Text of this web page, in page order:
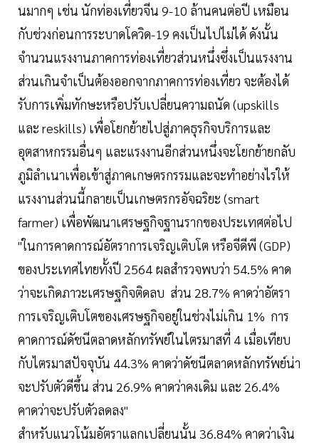
นมากๆ เช่น นักท่องเที่ยวจีน 9-10 ล้านคนต่อปี เหมือน
กับช่วงก่อนการระบาดโควิด-19 คงเป็นไปไม่ได้ ดังนั้น
จำนวนแรงงานภาคการท่องเที่ยวส่วนหนึ่งซึ่งเป็นแรงงาน
ส่วนเกินจำเป็นต้องออกจากภาคการท่องเที่ยว จะต้องได้
รับการเพิ่มทักษะหรือปรับเปลี่ยนความถนัด (upskills
และ reskills) เพื่อโยกย้ายไปสู่ภาคธุรกิจบริการและ
อุตสาหกรรมอื่นๆ และแรงงานอีกส่วนหนึ่งจะโยกย้ายกลับ
ภูมิลำเนาเพื่อเข้าสู่ภาคเกษตรกรรมและจะทำอย่างไรให้
แรงงานส่วนนี้กลายเป็นเกษตรกรอัจฉริยะ (smart
farmer) เพื่อพัฒนาเศรษฐกิจฐานรากของประเทศต่อไป
"ในการคาดการณ์อัตราการเจริญเติบโต หรือจีดีพี (GDP)
ของประเทศไทยทั้งปี 2564 ผลสำรวจพบว่า 54.5% คาด
ว่าจะเกิดภาวะเศรษฐกิจติดลบ ส่วน 28.7% คาดว่าอัตรา
การเจริญเติบโตของเศรษฐกิจอยู่ในช่วงไม่เกิน 1% การ
คาดการณ์ดัชนีตลาดหลักทรัพย์ในไตรมาสที่ 4 เมื่อเทียบ
กับไตรมาสปัจจุบัน 44.3% คาดว่าดัชนีตลาดหลักทรัพย์น่า
จะปรับตัวดีขึ้น ส่วน 26.9% คาดว่าคงเดิม และ 26.4%
คาดว่าจะปรับตัวลดลง"
สำหรับแนวโน้มอัตราแลกเปลี่ยนนั้น 36.84% คาดว่าเงิน